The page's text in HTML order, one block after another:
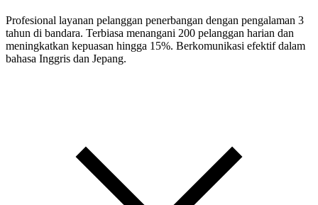
Profesional layanan pelanggan penerbangan dengan pengalaman 3
tahun di bandara. Terbiasa menangani 200 pelanggan harian dan
meningkatkan kepuasan hingga 15%. Berkomunikasi efektif dalam
bahasa Inggris dan Jepang.